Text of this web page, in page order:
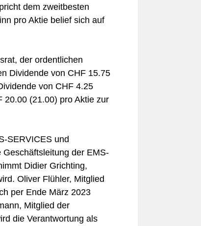
dem zweitbesten
pro Aktie belief sich auf
der ordentlichen
Dividende von CHF 15.75
von CHF 4.25
20.00 (21.00) pro Aktie zur
SERVICES und
der EMS-
Didier Grichting,
Oliver Flühler, Mitglied
per Ende März 2023
Mitglied der
die Verantwortung als